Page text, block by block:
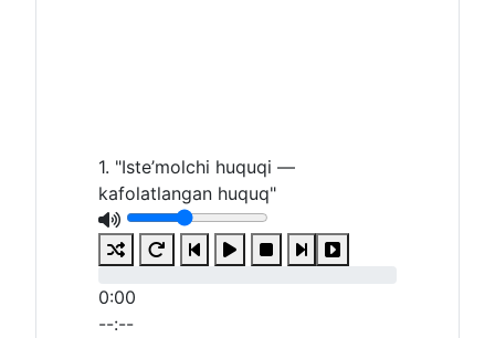
1. "Iste’molchi huquqi —
kafolatlangan huquq"
0:00
--:--